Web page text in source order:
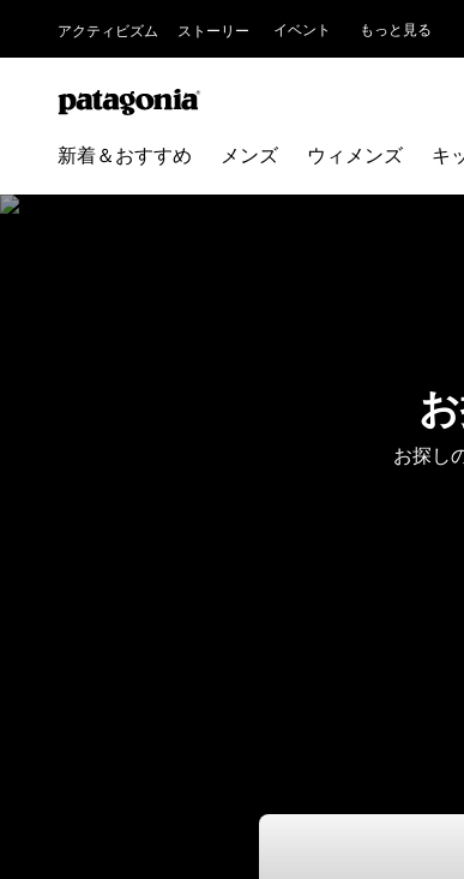
アクティビズム ストーリー イベント もっと見る
新着＆おすすめ メンズ ウィメンズ キ
お探し